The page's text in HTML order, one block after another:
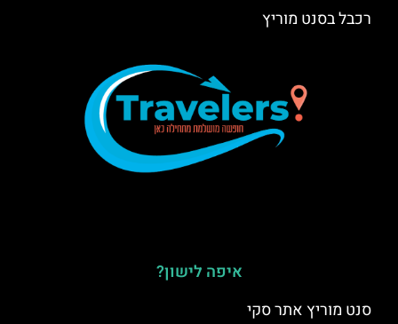
רכבל בסנט מוריץ
איפה לישון?
סנט מוריץ אתר סקי